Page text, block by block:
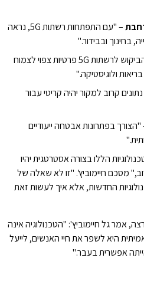
– "עם התפתחות רשתות 5G, נראה
– "הביקוש לרשתות 5G פרטיות צפוי לצמוח
ולוגיסטיקה."
קרוב למקור יהיה קריטי עבור
"הצורך בפתרונות אבטחה ייעודיים
הללו בצורה אסטרטגית יהיו
מסכם חיימוביץ'. "זו לא שאלה של
החדשות, אלא איך לעשות זאת
אמר גל חיימוביץ': "הטכנולוגיה אינה
היא לשפר את חיי האנשים, לייעל
אפשרית בעבר."